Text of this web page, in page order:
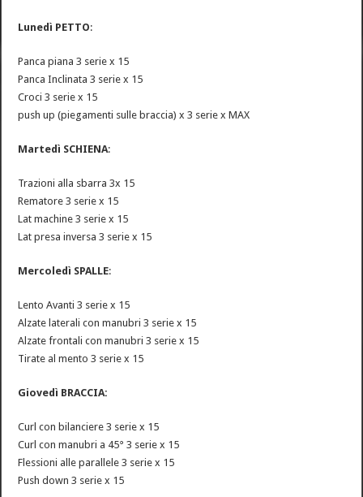
Lunedì PETTO:
Panca piana 3 serie x 15
Panca Inclinata 3 serie x 15
Croci 3 serie x 15
push up (piegamenti sulle braccia) x 3 serie x MAX
Martedì SCHIENA:
Trazioni alla sbarra 3x 15
Rematore 3 serie x 15
Lat machine 3 serie x 15
Lat presa inversa 3 serie x 15
Mercoledì SPALLE:
Lento Avanti 3 serie x 15
Alzate laterali con manubri 3 serie x 15
Alzate frontali con manubri 3 serie x 15
Tirate al mento 3 serie x 15
Giovedì BRACCIA:
Curl con bilanciere 3 serie x 15
Curl con manubri a 45° 3 serie x 15
Flessioni alle parallele 3 serie x 15
Push down 3 serie x 15